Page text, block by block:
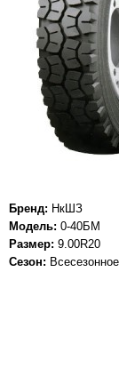
Бренд: НкШЗ
Модель: 0-40БМ
Размер: 9.00R20
Сезон: